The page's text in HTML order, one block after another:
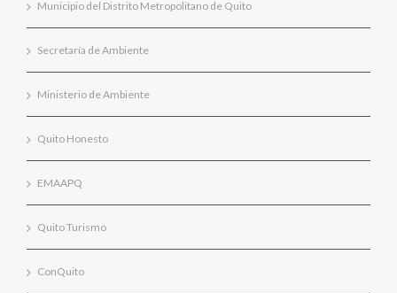
Municipio del Distrito Metropolitano de Quito
Secretaría de Ambiente
Ministerio de Ambiente
Quito Honesto
EMAAPQ
Quito Turismo
ConQuito